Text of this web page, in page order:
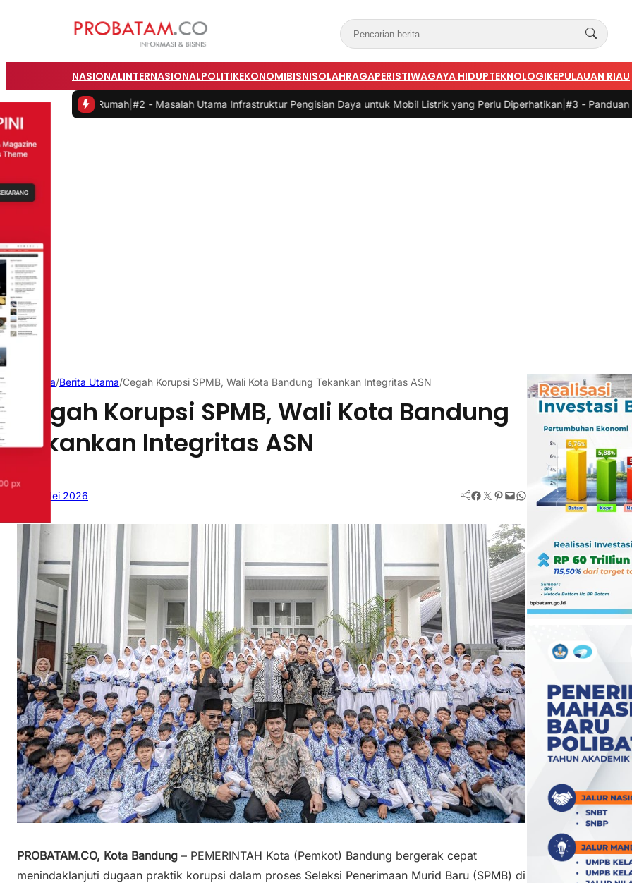
NASIONALINTERNASIONALPOLITIKEKONOMIBISNISOLAHRAGAPERISTIWAGAYA HIDUPTEKNOLOGIKEPULAUAN RIAU
Rumah #2 -Masalah Utama Infrastruktur Pengisian Daya untuk Mobil Listrik yang Perlu Diperhatikan|#3 -Panduan Belanja
Beranda/Berita Utama/Cegah Korupsi SPMB, Wali Kota Bandung Tekankan Integritas ASN
Cegah Korupsi SPMB, Wali Kota Bandung
Tekankan Integritas ASN
18 Mei 2026 Facebook Twitter Pinterest Mail WhatsApp
PROBATAM.CO, Kota Bandung – PEMERINTAH Kota (Pemkot) Bandung bergerak cepat
menindaklanjuti dugaan praktik korupsi dalam proses Seleksi Penerimaan Murid Baru (SPMB) di